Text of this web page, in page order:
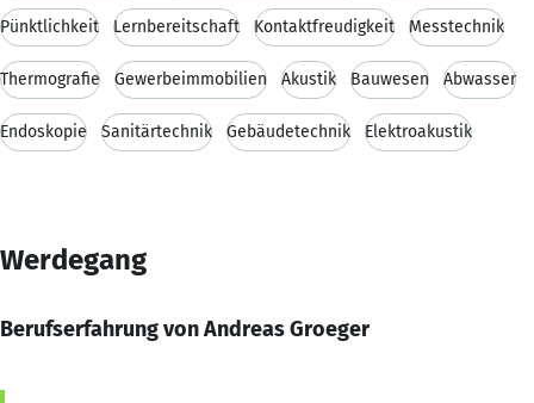
Pünktlichkeit Lernbereitschaft Kontaktfreudigkeit Messtechnik
Thermografie Gewerbeimmobilien Akustik Bauwesen Abwasser
Endoskopie Sanitärtechnik Gebäudetechnik Elektroakustik
Werdegang
Berufserfahrung von Andreas Groeger